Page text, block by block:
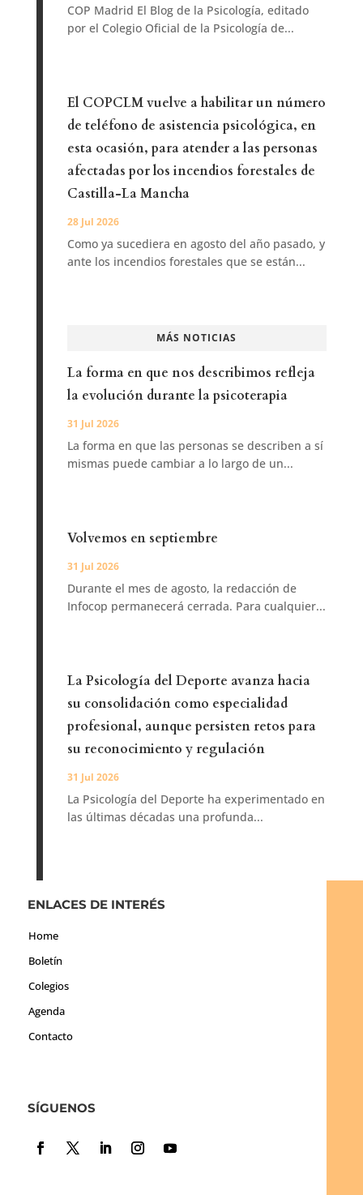
COP Madrid El Blog de la Psicología, editado
por el Colegio Oficial de la Psicología de...
El COPCLM vuelve a habilitar un número
de teléfono de asistencia psicológica, en
esta ocasión, para atender a las personas
afectadas por los incendios forestales de
Castilla-La Mancha
28 Jul 2026
Como ya sucediera en agosto del año pasado, y
ante los incendios forestales que se están...
MÁS NOTICIAS
La forma en que nos describimos refleja
la evolución durante la psicoterapia
31 Jul 2026
La forma en que las personas se describen a sí
mismas puede cambiar a lo largo de un...
Volvemos en septiembre
31 Jul 2026
Durante el mes de agosto, la redacción de
Infocop permanecerá cerrada. Para cualquier...
La Psicología del Deporte avanza hacia
su consolidación como especialidad
profesional, aunque persisten retos para
su reconocimiento y regulación
31 Jul 2026
La Psicología del Deporte ha experimentado en
las últimas décadas una profunda...
ENLACES DE INTERÉS
Home
Boletín
Colegios
Agenda
Contacto
SÍGUENOS